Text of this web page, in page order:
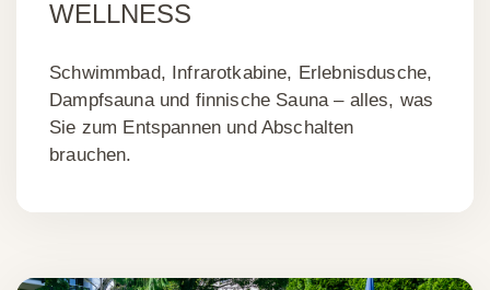
WELLNESS
Schwimmbad, Infrarotkabine, Erlebnisdusche,
Dampfsauna und finnische Sauna – alles, was
Sie zum Entspannen und Abschalten
brauchen.